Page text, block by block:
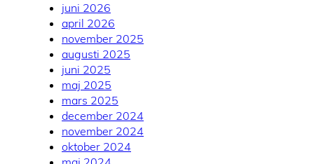
juni 2026
april 2026
november 2025
augusti 2025
juni 2025
maj 2025
mars 2025
december 2024
november 2024
oktober 2024